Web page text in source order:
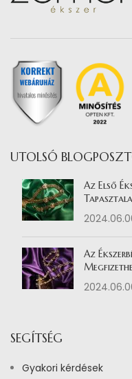
UTOLSÓ
Az Első
Az
SEGÍTSÉG
Gyakori kérdések